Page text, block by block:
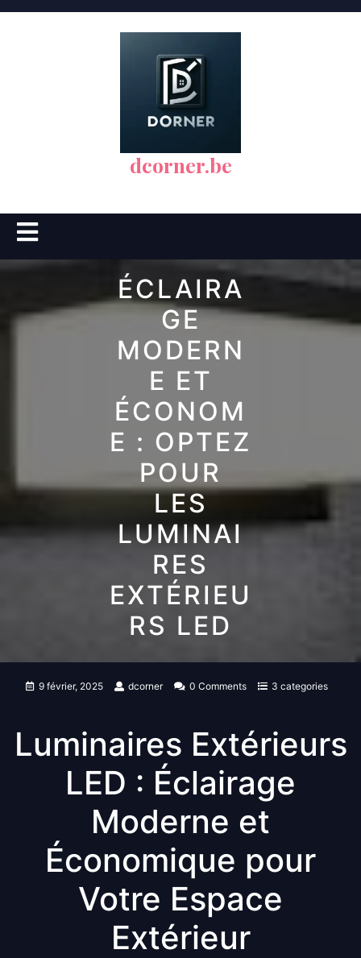
dcorner.be
Open
Button
ÉCLAIRA
GE
MODERN
E ET
ÉCONOM
E : OPTEZ
POUR
LES
LUMINAI
RES
EXTÉRIEU
RS LED
9 février, 2025 dcorner 0 Comments 3 categories
Luminaires Extérieurs
LED : Éclairage
Moderne et
Économique pour
Votre Espace
Extérieur